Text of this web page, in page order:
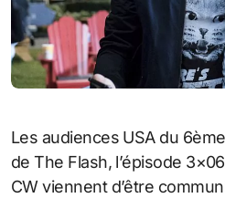
Les audiences USA du 6ème épisode de la saison 3
de The Flash, l’épisode
CW viennent d’être